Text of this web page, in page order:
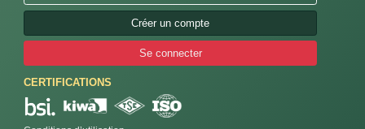
Créer un compte
Se connecter
CERTIFICATIONS